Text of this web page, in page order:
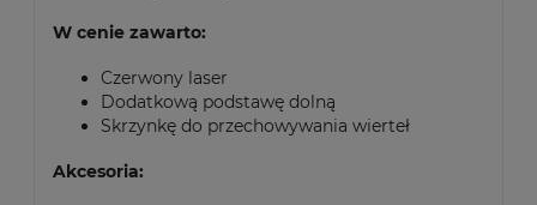
W cenie zawarto:
Czerwony laser
Dodatkową podstawę dolną
Skrzynkę do przechowywania wierteł
Akcesoria: